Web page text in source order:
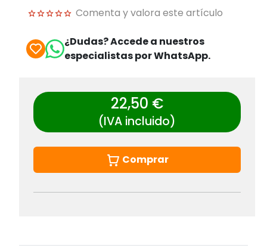
Comenta y valora este artículo
¿Dudas? Accede a nuestros
especialistas por WhatsApp.
22,50 €
(IVA incluido)
Comprar